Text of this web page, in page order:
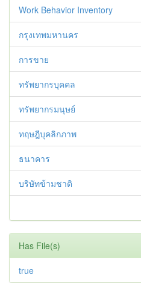
Work Behavior Inventory
กรุงเทพมหานคร
การขาย
ทรัพยากรบุคคล
ทรัพยากรมนุษย์
ทฤษฎีบุคลิกภาพ
ธนาคาร
บริษัทข้ามชาติ
Has File(s)
true